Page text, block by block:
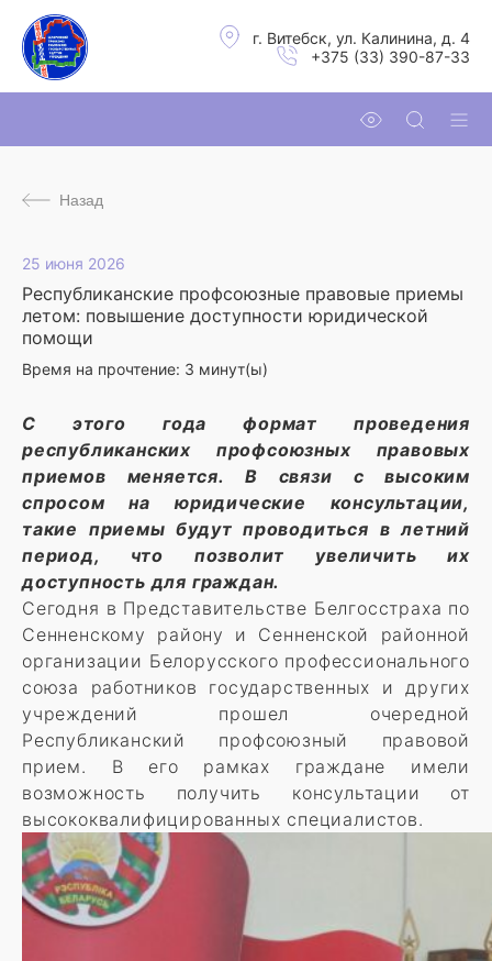
г. Витебск, ул. Калинина, д. 4
+375 (33) 390-87-33
Назад
25 июня 2026
Республиканские профсоюзные правовые приемы
летом: повышение доступности юридической
помощи
Время на прочтение: 3 минут(ы)
С этого года формат проведения
республиканских профсоюзных правовых
приемов меняется. В связи с высоким
спросом на юридические консультации,
такие приемы будут проводиться в летний
период, что позволит увеличить их
доступность для граждан.
Сегодня в Представительстве Белгосстраха по
Сенненскому району и Сенненской районной
организации Белорусского профессионального
союза работников государственных и других
учреждений прошел очередной
Республиканский профсоюзный правовой
прием. В его рамках граждане имели
возможность получить консультации от
высококвалифицированных специалистов.